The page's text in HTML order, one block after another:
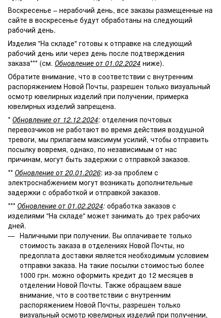
Воскресенье – нерабочий день, все заказы размещенные на
сайте в воскресенье будут обработаны на следующий
рабочий день.
Изделия "На складе" готовы к отправке на следующий
рабочий день или через день после подтверждения
заказа*** (см. Обновление от 01.02.2024 ниже).
Обратите внимание, что в соответствии с внутренним
распоряжением Новой Почты, разрешен только визуальный
осмотр ювелирных изделий при получении, примерка
ювелирных изделий запрещена.
* Обновление от 12.12.2024: отделения почтовых
перевозчиков не работают во время действия воздушной
тревоги, мы прилагаем максимум усилий, чтобы отправить
посылку вовремя, однако, по независимым от нас
причинам, могут быть задержки с отправкой заказов.
** Обновление от 20.01.2026: из-за проблем с
электроснабжением могут возникать дополнительные
задержки с обработкой и отправкой заказов.
*** Обновление от 01.02.2024: обработка заказов с
изделиями "На складе" может занимать до трех рабочих
дней.
Наличными при получении. Вы оплачиваете только
стоимость заказа в отделениях Новой Почты, но
предоплата доставки является необходимым условием
отправки заказа. На такие посылки стоимостью более
1000 грн. можно оформить кредит до 12 месяцев в
отделении Новой Почты. Также обращаем ваше
внимание, что в соответствии с внутренним
распоряжением Новой Почты, разрешен только
визуальный осмотр ювелирных изделий при получении,